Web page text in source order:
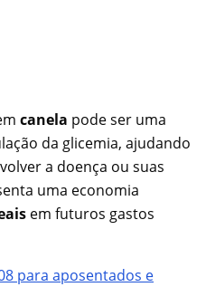
canela pode ser uma
da glicemia, ajudando
a doença ou suas
uma economia
em futuros gastos
para aposentados e